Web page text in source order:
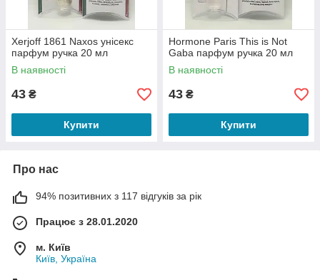
Xerjoff 1861 Naxos унісекс
парфум ручка 20 мл
В наявності
43 ₴
Купити
Hormone Paris This is Not
Gaba парфум ручка 20 мл
В наявності
43 ₴
Купити
Про нас
94% позитивних з 117 відгуків за рік
Працює з 28.01.2020
м. Київ
Київ, Україна